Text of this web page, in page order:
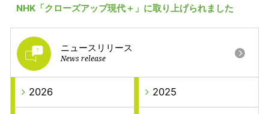
NHK「クローズアップ現代＋」に取り上げられました
ニュースリリース
News release
2026 2025